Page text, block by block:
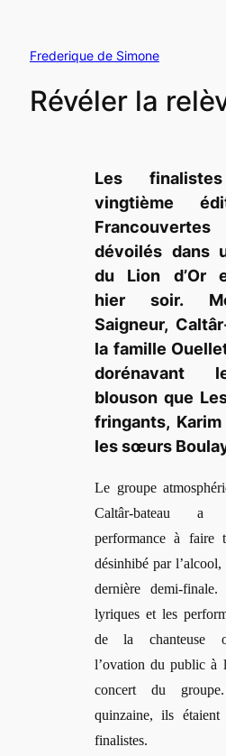
Frederique de Simone
Révéler la
Les
vingtième
dévoilés dans
du Lion d’Or
hier soir.
Saigneur,
la famille
dorénavant
blouson que
fringants,
les sœurs
Le groupe
Caltâr-bateau
performance à faire
désinhibé par
dernière demi-
lyriques et les
de la chanteuse
l’ovation du public
concert du
quinzaine, ils étaient
finalistes.